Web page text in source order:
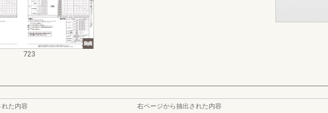
723
れた内容
右ページから抽出された内容